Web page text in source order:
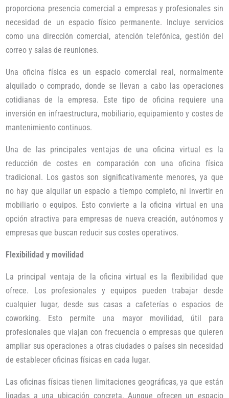
proporciona presencia comercial a empresas y profesionales sin
necesidad de un espacio físico permanente. Incluye servicios
como una dirección comercial, atención telefónica, gestión del
correo y salas de reuniones.
Una oficina física es un espacio comercial real, normalmente
alquilado o comprado, donde se llevan a cabo las operaciones
cotidianas de la empresa. Este tipo de oficina requiere una
inversión en infraestructura, mobiliario, equipamiento y costes de
mantenimiento continuos.
Una de las principales ventajas de una oficina virtual es la
reducción de costes en comparación con una oficina física
tradicional. Los gastos son significativamente menores, ya que
no hay que alquilar un espacio a tiempo completo, ni invertir en
mobiliario o equipos. Esto convierte a la oficina virtual en una
opción atractiva para empresas de nueva creación, autónomos y
empresas que buscan reducir sus costes operativos.
Flexibilidad y movilidad
La principal ventaja de la oficina virtual es la flexibilidad que
ofrece. Los profesionales y equipos pueden trabajar desde
cualquier lugar, desde sus casas a cafeterías o espacios de
coworking. Esto permite una mayor movilidad, útil para
profesionales que viajan con frecuencia o empresas que quieren
ampliar sus operaciones a otras ciudades o países sin necesidad
de establecer oficinas físicas en cada lugar.
Las oficinas físicas tienen limitaciones geográficas, ya que están
ligadas a una ubicación concreta. Aunque ofrecen un espacio